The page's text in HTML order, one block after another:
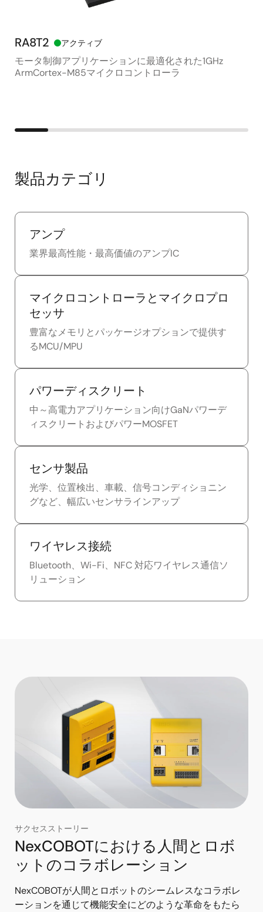
RA8T2 アクティブ
モータ制御アプリケーションに最適化された1GHz
ArmCortex-M85マイクロコントローラ
製品カテゴリ
アンプ
業界最高性能・最高価値のアンプIC
マイクロコントローラとマイクロプロ
セッサ
豊富なメモリとパッケージオプションで提供す
るMCU/MPU
パワーディスクリート
中～高電力アプリケーション向けGaNパワーデ
ィスクリートおよびパワーMOSFET
センサ製品
光学、位置検出、車載、信号コンディショニン
グなど、幅広いセンサラインアップ
ワイヤレス接続
Bluetooth、Wi-Fi、NFC 対応ワイヤレス通信ソ
リューション
サクセスストーリー
NexCOBOTにおける人間とロボ
ットのコラボレーション
NexCOBOTが人間とロボットのシームレスなコラボレ
ーションを通じて機能安全にどのような革命をもたら